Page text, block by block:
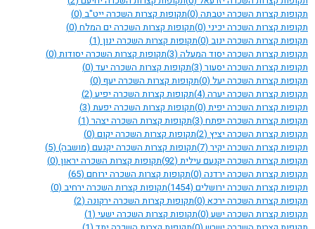
תקופות קצרות השכרה יטבתה (0) תקופות קצרות השכרה ייט"ב (0)
תקופות קצרות השכרה יכיני (0) תקופות קצרות השכרה ים המלח (0)
תקופות קצרות השכרה ינוב (0) תקופות קצרות השכרה ינון (1)
תקופות קצרות השכרה יסוד המעלה (3) תקופות קצרות השכרה יסודות (0)
תקופות קצרות השכרה יסעור (3) תקופות קצרות השכרה יעד (0)
תקופות קצרות השכרה יעל (0) תקופות קצרות השכרה יעף (0)
תקופות קצרות השכרה יערה (4) תקופות קצרות השכרה יפיע (2)
תקופות קצרות השכרה יפית (0) תקופות קצרות השכרה יפעת (3)
תקופות קצרות השכרה יפתח (3) תקופות קצרות השכרה יצהר (1)
תקופות קצרות השכרה יציץ (2) תקופות קצרות השכרה יקום (0)
תקופות קצרות השכרה יקיר (7) תקופות קצרות השכרה יקנעם (מושבה) (5)
תקופות קצרות השכרה יקנעם עילית (92) תקופות קצרות השכרה יראון (0)
תקופות קצרות השכרה ירדנה (0) תקופות קצרות השכרה ירוחם (65)
תקופות קצרות השכרה ירושלים (1454) תקופות קצרות השכרה ירחיב (0)
תקופות קצרות השכרה ירכא (0) תקופות קצרות השכרה ירקונה (2)
תקופות קצרות השכרה ישע (0) תקופות קצרות השכרה ישעי (1)